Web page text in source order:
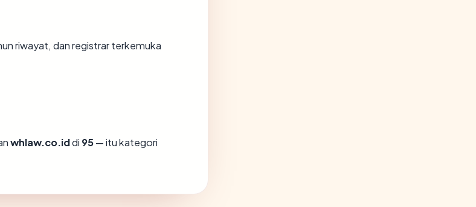
riwayat, dan registrar terkemuka
whlaw.co.iddi 95— itu kategori